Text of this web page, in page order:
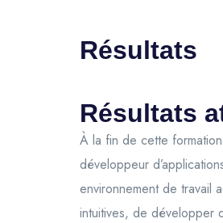
Résultats
Résultats
À la fin de cette
développeur
environnement de travail
intuitives, de développer